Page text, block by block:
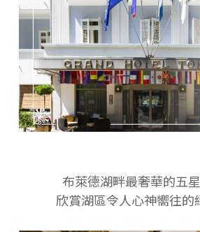
布萊德湖畔最奢華的五
欣賞湖區令人心神嚮往的